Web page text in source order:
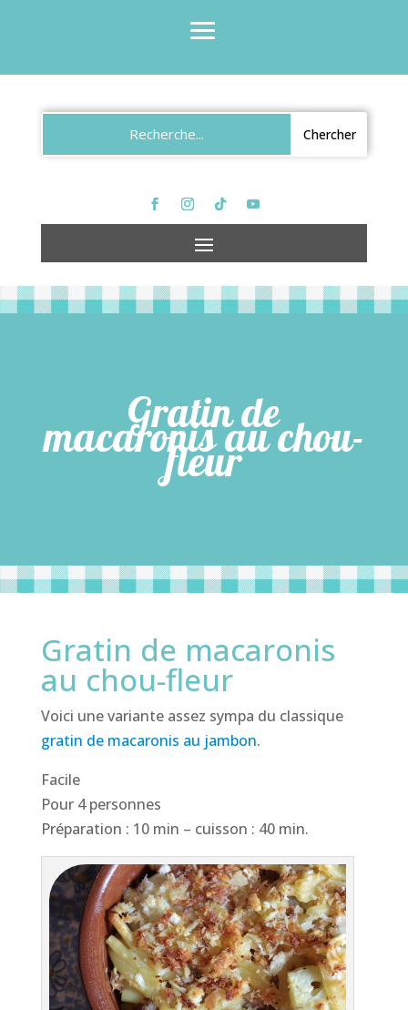
Gratin de
macaronis au chou-
fleur
Gratin de macaronis
au chou-fleur
Voici une variante assez sympa du classique
gratin de macaronis au jambon.
Facile
Pour 4 personnes
Préparation : 10 min – cuisson : 40 min.